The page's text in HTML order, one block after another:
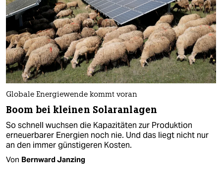
Globale Energiewende kommt voran
Boom bei kleinen Solaranlagen
So schnell wuchsen die Kapazitäten zur Produktion
erneuerbarer Energien noch nie. Und das liegt nicht nur
an den immer günstigeren Kosten.
Von Bernward Janzing